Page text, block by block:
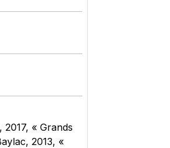
« Grands
2013, «